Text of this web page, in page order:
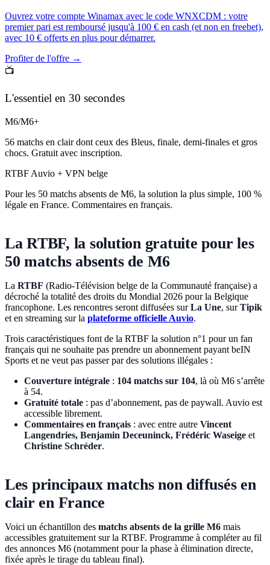
Ouvrez votre compte Winamax avec le code WNXCDM : votre
premier pari est remboursé jusqu'à 100 € en cash (et non en freebet),
avec 10 € offerts en plus pour démarrer.
Profiter de l'offre →
📺
L'essentiel en 30 secondes
M6/M6+
56 matchs en clair dont ceux des Bleus, finale, demi-finales et gros
chocs. Gratuit avec inscription.
RTBF Auvio + VPN belge
Pour les 50 matchs absents de M6, la solution la plus simple, 100 %
légale en France. Commentaires en français.
La RTBF, la solution gratuite pour les
50 matchs absents de M6
La RTBF (Radio-Télévision belge de la Communauté française) a
décroché la totalité des droits du Mondial 2026 pour la Belgique
francophone. Les rencontres seront diffusées surLa Une, surTipik
et en streaming sur la plateforme officielle Auvio.
Trois caractéristiques font de la RTBF la solution n°1 pour un fan
français qui ne souhaite pas prendre un abonnement payant beIN
Sports et ne veut pas passer par des solutions illégales :
Couverture intégrale : 104 matchs sur 104, là où M6 s’arrête
à 54.
Gratuité totale : pas d’abonnement, pas de paywall. Auvio est
accessible librement.
Commentaires en français : avec entre autre Vincent
Langendries, Benjamin Deceuninck, Frédéric Waseige et
Christine Schréder.
Les principaux matchs non diffusés en
clair en France
Voici un échantillon des matchs absents de la grille M6 mais
accessibles gratuitement sur la RTBF. Programme à compléter au fil
des annonces M6 (notamment pour la phase à élimination directe,
fixée après le tirage du tableau final).